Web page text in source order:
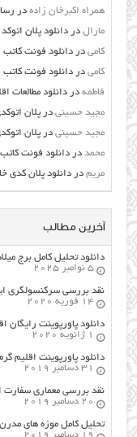
همراه اکبرخان زاده در
مارال دردانلود پلان
کامی دردانلود فونت کاتب
کامی دردانلود فونت کاتب
فاطمه دردانلود مطالعات
مجید حسینی درپلان
مجید حسینی درپلان
محمد دردانلود فونت
مریم دردانلود پلان کدی
آخرین مطالب
دانلود تحلیل کامل برج
5 نوامبر 2025
نقد بررسی سرکنسولگری
14 فوریه 2020
دانلود پاورپوینت
1 ژانویه 2020
دانلود پاورپوینت اقلیم
31 دسامبر 2019
نقد بررسی معماری سفارت
20 دسامبر 2019
تحلیل کامل موزه های
19 دسامبر 2019